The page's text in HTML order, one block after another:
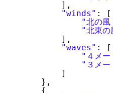
],
"winds" : [
"北の風　
"北東の風
],
"waves" : [
"４メート
"３メート
]
},
{